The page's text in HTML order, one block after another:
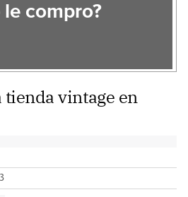
le compro?
tienda vintage en